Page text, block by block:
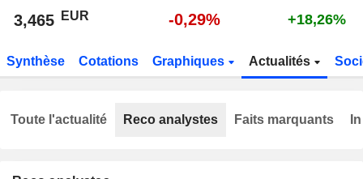
3,465 EUR -0,29% +18,26%
Synthèse Cotations Graphiques Actualités
Toute l'actualité Reco analystes Faits marquants